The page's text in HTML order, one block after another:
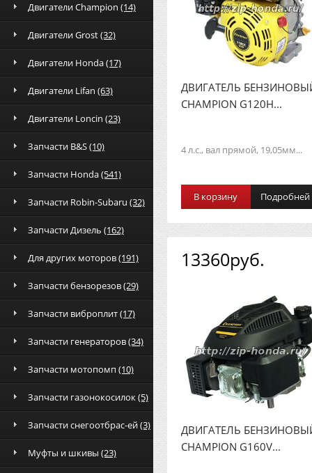
Двигатели Champion (14)
Двигатели Grost(32)
Двигатели Honda(17)
Двигатели Lifan (63)
Двигатели Loncin (23)
Запчасти B&S(10)
Запчасти Honda(541)
Запчасти Robin-Subaru (32)
Запчасти Дизель (162)
Для других моторов(191)
Запчасти бензорезов(29)
Запчасти виброплит(17)
Запчасти генераторов(34)
Запчасти мотопомп (10)
Запчасти газонокосилок(5)
Запчасти снегоотбрас-ей(3)
Муфты и шкивы (23)
ДВИГАТЕЛЬ
CHAMPION G120H...
4 л.с., вал прямой, 19,05мм...
В корзину Подробней
13360руб.
ДВИГАТЕЛЬ
CHAMPION G160V...